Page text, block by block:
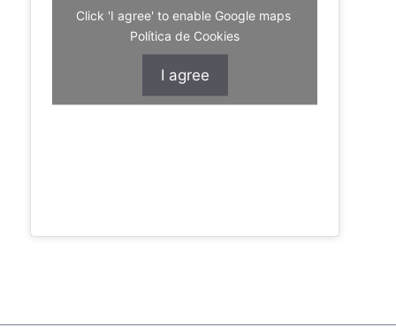
Click 'I agree' to enable Google maps
Política de Cookies
I agree